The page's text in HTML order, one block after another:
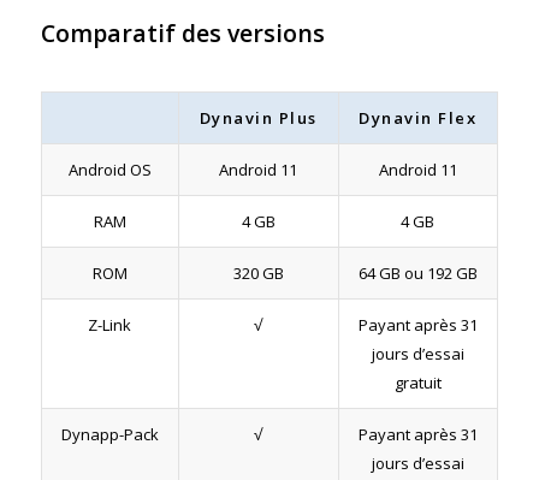
Comparatif des versions
Dynavin Plus Dynavin Flex
Android OS Android 11 Android 11
RAM 4 GB 4 GB
ROM 320 GB 64 GB ou 192 GB
Z-Link √
Payant après 31
jours d’essai
gratuit
Dynapp-Pack √
Payant après 31
jours d’essai